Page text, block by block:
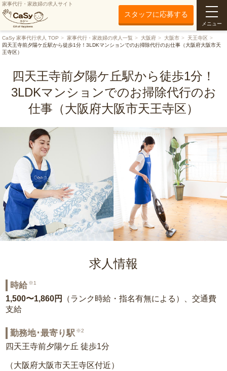
家事代行・家政婦の求人サイト
スタッフに応募する
メニュー
CaSy 家事代行求人 TOP 家事代行・家政婦の求人一覧 大阪府 大阪市
天王寺区
四天王寺前夕陽ケ丘駅から徒歩1分！3LDKマンションでのお掃除代行のお仕事（大阪府大阪市天
王寺区）
四天王寺前夕陽ケ丘駅から徒歩1分！
3LDKマンションでのお掃除代行のお
仕事（大阪府大阪市天王寺区）
求人情報
時給 ※1
1,500〜1,860円
（ランク時給・指名有無による）、交通費
支給
勤務地･最寄り駅 ※2
四天王寺前夕陽ケ丘 徒歩1分
（大阪府大阪市天王寺区付近）